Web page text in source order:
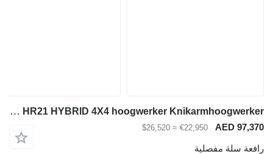
Niftylift HR21 HYBRID 4X4 hoogwerker Knikarmhoogwerker
AED 97,370
€22,950
≈ $26,520
رافعة سلة مفصلية